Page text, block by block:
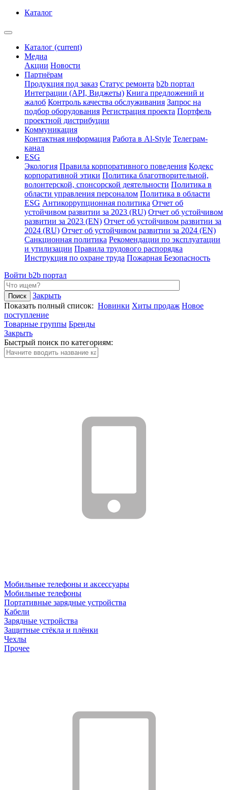
Каталог
Каталог (current)
Медиа
Акции Новости
Партнёрам
Продукция под заказ Статус ремонта b2b портал
Интеграции (API, Виджеты) Книга предложений и
жалоб Контроль качества обслуживания Запрос на
подбор оборудования Регистрация проекта Портфель
проектной дистрибуции
Коммуникация
Контактная информация Работа в Al-Style Телеграм-
канал
ESG
Экология Правила корпоративного поведения Кодекс
корпоративной этики Политика благотворительной,
волонтерской, спонсорской деятельности Политика в
области управления персоналом Политика в области
ESG Антикоррупционная политика Отчет об
устойчивом развитии за 2023 (RU) Отчет об устойчивом
развитии за 2023 (EN) Отчет об устойчивом развитии за
2024 (RU) Отчет об устойчивом развитии за 2024 (EN)
Санкционная политика Рекомендации по эксплуатации
и утилизации Правила трудового распорядка
Инструкция по охране труда Пожарная Безопасность
Войти b2b портал
Закрыть
Показать полный список: Новинки Хиты продаж Новое
поступление
Товарные группы Бренды
Закрыть
Быстрый поиск по категориям:
Мобильные телефоны и аксессуары
Мобильные телефоны
Портативные зарядные устройства
Кабели
Зарядные устройства
Защитные стёкла и плёнки
Чехлы
Прочее